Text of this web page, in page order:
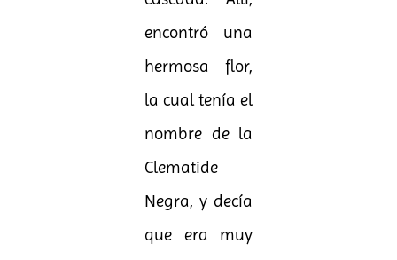
encontró una
hermosa flor,
la cual tenía el
nombre de la
Clematide
Negra, y decía
que era muy